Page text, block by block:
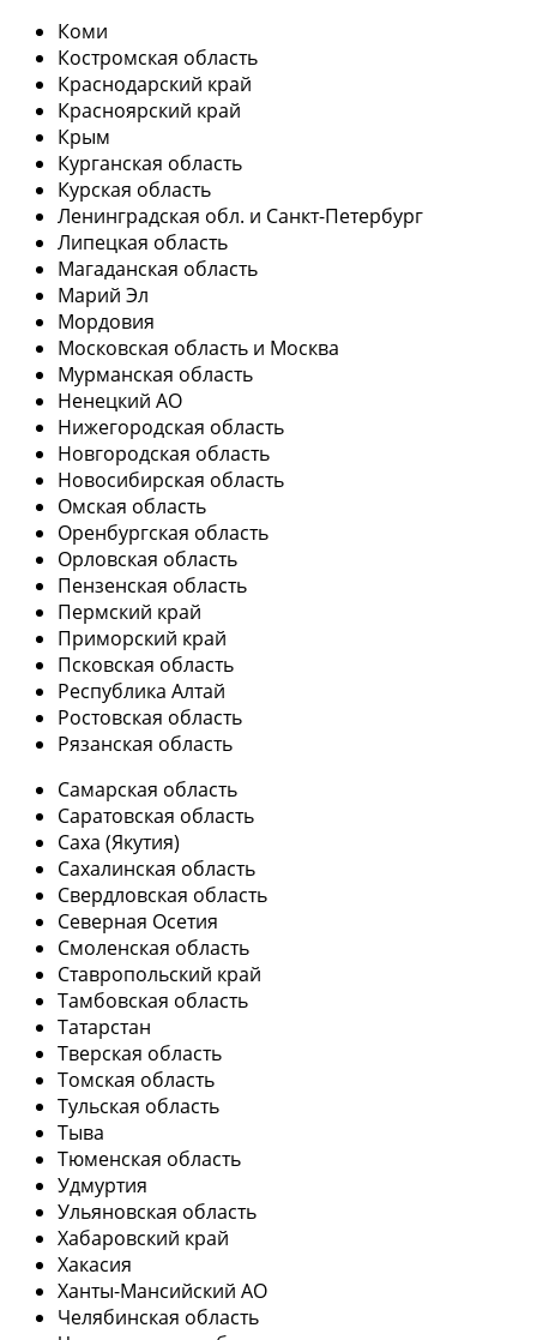
Коми
Костромская область
Краснодарский край
Красноярский край
Крым
Курганская область
Курская область
Ленинградская обл. и Санкт-Петербург
Липецкая область
Магаданская область
Марий Эл
Мордовия
Московская область и Москва
Мурманская область
Ненецкий АО
Нижегородская область
Новгородская область
Новосибирская область
Омская область
Оренбургская область
Орловская область
Пензенская область
Пермский край
Приморский край
Псковская область
Республика Алтай
Ростовская область
Рязанская область
Самарская область
Саратовская область
Саха (Якутия)
Сахалинская область
Свердловская область
Северная Осетия
Смоленская область
Ставропольский край
Тамбовская область
Татарстан
Тверская область
Томская область
Тульская область
Тыва
Тюменская область
Удмуртия
Ульяновская область
Хабаровский край
Хакасия
Ханты-Мансийский АО
Челябинская область